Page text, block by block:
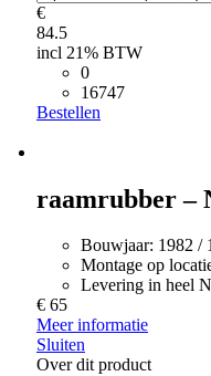
€
84.5
incl 21% BTW
0
16747
Bestellen
raamrubber –
Bouwjaar: 1982 /
Montage op
Levering in heel
€ 65
Meer informatie
Sluiten
Over dit product